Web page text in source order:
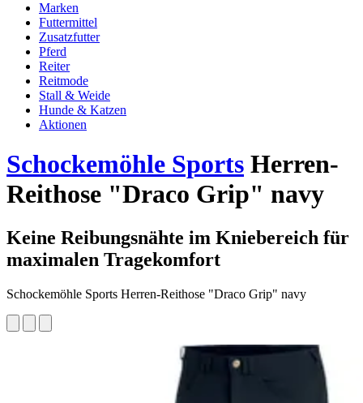
Marken
Futtermittel
Zusatzfutter
Pferd
Reiter
Reitmode
Stall & Weide
Hunde & Katzen
Aktionen
Schockemöhle Sports Herren-
Reithose "Draco Grip" navy
Keine Reibungsnähte im Kniebereich für
maximalen Tragekomfort
Schockemöhle Sports Herren-Reithose "Draco Grip" navy